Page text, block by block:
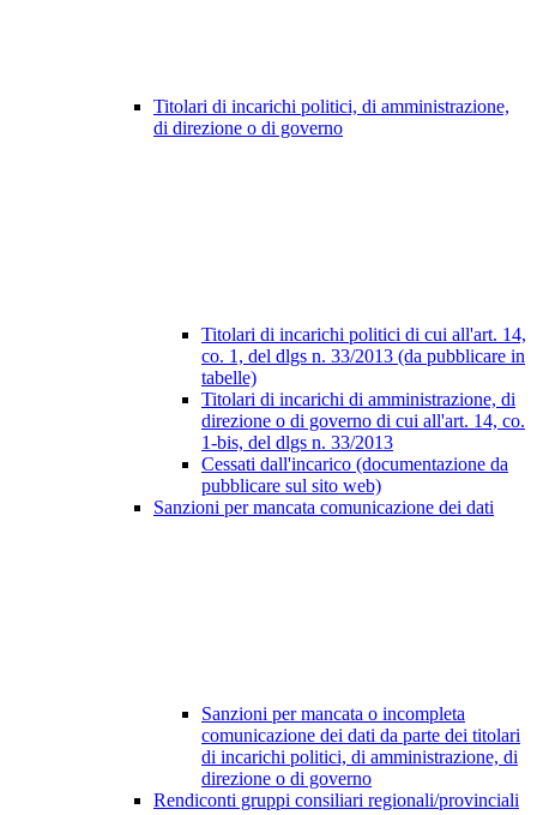
Titolari di incarichi politici, di amministrazione,
di direzione o di governo
Titolari di incarichi politici di cui all'art. 14,
co. 1, del dlgs n. 33/2013 (da pubblicare in
tabelle)
Titolari di incarichi di amministrazione, di
direzione o di governo di cui all'art. 14, co.
1-bis, del dlgs n. 33/2013
Cessati dall'incarico (documentazione da
pubblicare sul sito web)
Sanzioni per mancata comunicazione dei dati
Sanzioni per mancata o incompleta
comunicazione dei dati da parte dei titolari
di incarichi politici, di amministrazione, di
direzione o di governo
Rendiconti gruppi consiliari regionali/provinciali